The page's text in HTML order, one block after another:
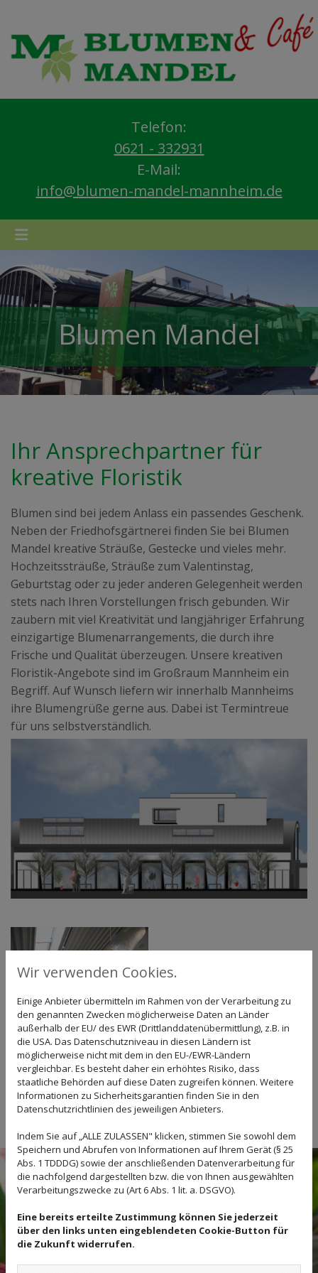
Telefon:
0621 - 332931
E-Mail:
info@blumen-mandel-mannheim.de
Blumen Mandel
Ihr Ansprechpartner für
kreative Floristik
Blumen sind bei jedem Anlass ein passendes Geschenk.
Neben der Friedhofsgärtnerei finden Sie bei Blumen
Mandel kreative Sträuße, Gestecke und vieles mehr.
Hochzeitssträuße, Sträuße zum Valentinstag,
Geburtstag oder zu jeder anderen Gelegenheit werden
stets nach Ihren Vorstellungen frisch gebunden. Wir
zaubern mit viel Kreativität und langjähriger Erfahrung
einzigartige Blumenarrangements, die durch ihre
Frische und Qualität überzeugen. Unsere kreativen
Floristik-Angebote sind im Großraum Mannheim ein
Begriff. Auf Wunsch liefern wir innerhalb Mannheims
ihre Blumengrüße gerne aus. Dabei ist Termintreue
für uns selbstverständlich.
Wir verwenden Cookies.
Einige Anbieter übermitteln im Rahmen von der Verarbeitung zu
den genannten Zwecken möglicherweise Daten an Länder
außerhalb der EU/ des EWR (Drittlanddatenübermittlung), z.B. in
die USA. Das Datenschutzniveau in diesen Ländern ist
möglicherweise nicht mit dem in den EU-/EWR-Ländern
vergleichbar. Es besteht daher ein erhöhtes Risiko, dass
staatliche Behörden auf diese Daten zugreifen können. Weitere
Informationen zu Sicherheitsgarantien finden Sie in den
Datenschutzrichtlinien des jeweiligen Anbieters.
Indem Sie auf „ALLE ZULASSEN" klicken, stimmen Sie sowohl dem
Speichern und Abrufen von Informationen auf Ihrem Gerät (§ 25
Abs. 1 TDDDG) sowie der anschließenden Datenverarbeitung für
die nachfolgend dargestellten bzw. die von Ihnen ausgewählten
Verarbeitungszwecke zu (Art 6 Abs. 1 lit. a. DSGVO).
Eine bereits erteilte Zustimmung können Sie jederzeit
über den links unten eingeblendeten Cookie-Button für
die Zukunft widerrufen.